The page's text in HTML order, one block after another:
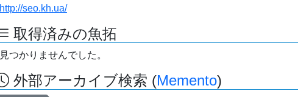
http://seo.kh.ua/
取得済みの魚拓
見つかりませんでした。
外部アーカイブ検索 (Memento)